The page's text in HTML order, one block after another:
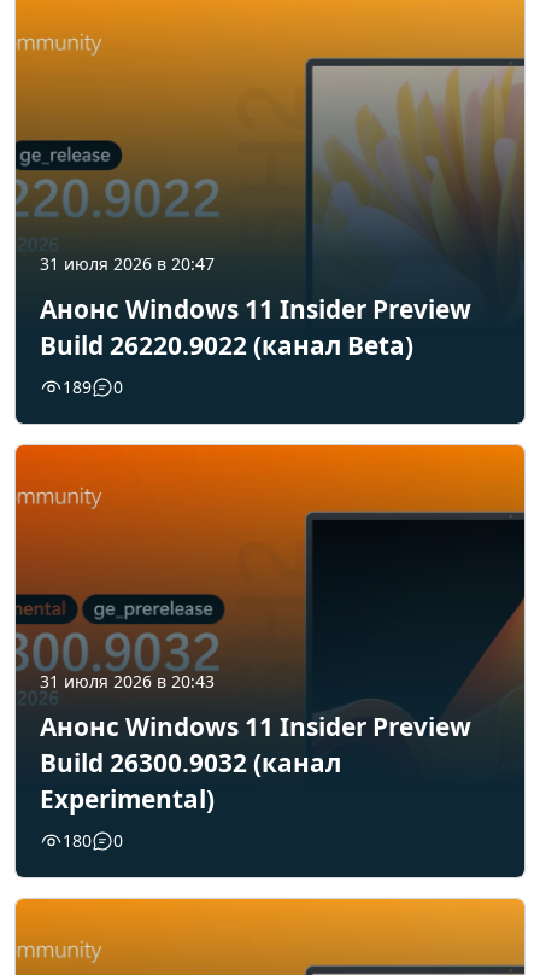
31 июля 2026 в 20:47
Анонс Windows 11 Insider Preview
Build 26220.9022 (канал Beta)
189 0
31 июля 2026 в 20:43
Анонс Windows 11 Insider Preview
Build 26300.9032 (канал
Experimental)
180 0